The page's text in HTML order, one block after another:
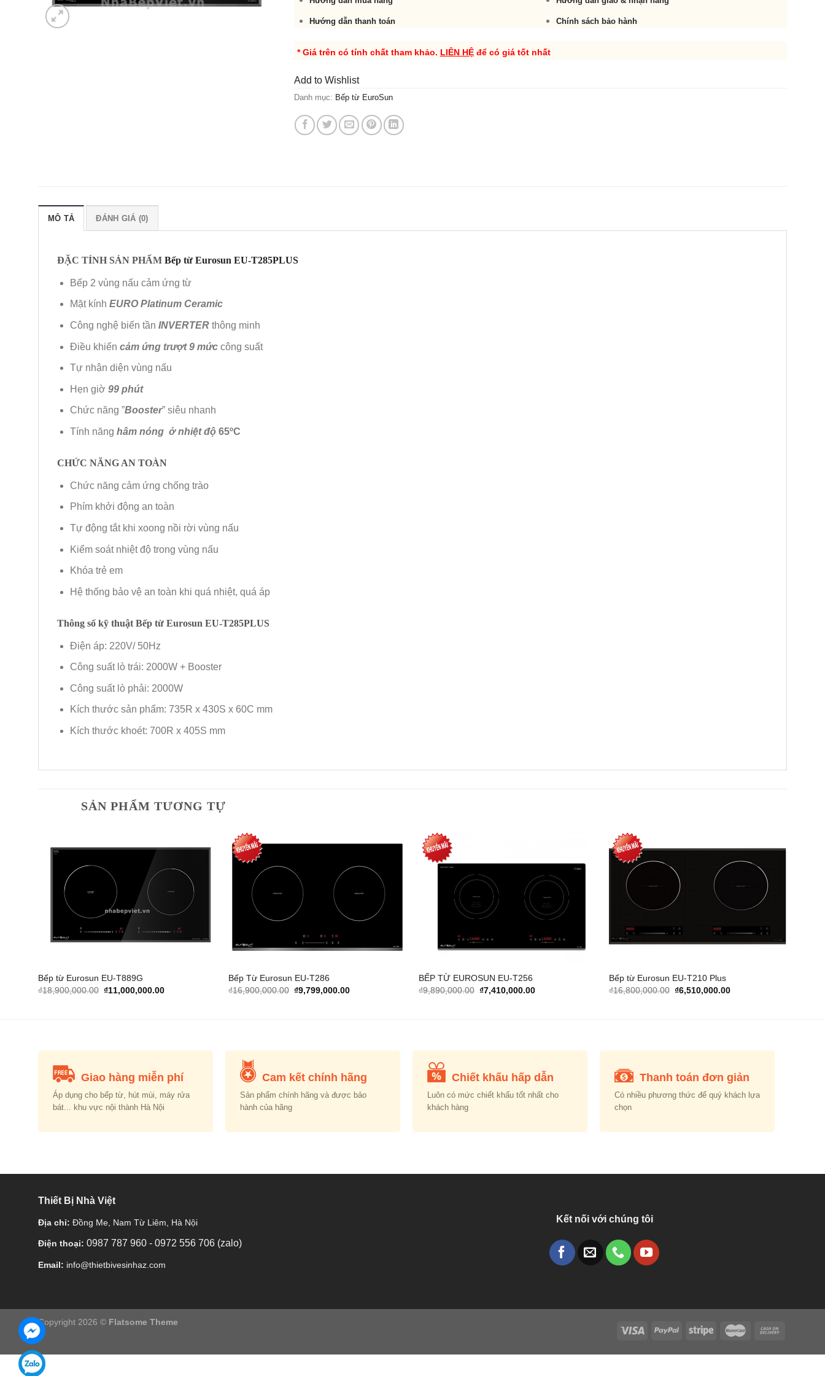
Hướng dẫn thanh toán Chính sách bảo hành
* Giá trên có tính chất tham khảo. LIÊN HỆđể có giá tốt nhất
Add to Wishlist
Danh mục: Bếp từ EuroSun
MÔ TẢ ĐÁNH GIÁ (0)
ĐẶC TÍNH SẢN PHẨM Bếp từ Eurosun EU-T285PLUS
Bếp 2 vùng nấu cảm ứng từ
Mặt kính EURO Platinum Ceramic
Công nghệ biến tần INVERTERthông minh
Điều khiển cảm ứng trượt 9 mứccông suất
Tự nhận diện vùng nấu
Hẹn giờ 99 phút
Chức năng ”Booster” siêu nhanh
Tính năng hâm nóng ở nhiệt độ 65ºC
CHỨC NĂNG AN TOÀN
Chức năng cảm ứng chống trào
Phím khởi động an toàn
Tự động tắt khi xoong nồi rời vùng nấu
Kiểm soát nhiệt độ trong vùng nấu
Khóa trẻ em
Hệ thống bảo vệ an toàn khi quá nhiệt, quá áp
Thông số kỹ thuật Bếp từ Eurosun EU-T285PLUS
Điện áp: 220V/ 50Hz
Công suất lò trái: 2000W + Booster
Công suất lò phải: 2000W
Kích thước sản phẩm: 735R x 430S x 60C mm
Kích thước khoét: 700R x 405S mm
SẢN PHẨM TƯƠNG TỰ
Wishlist
Bếp từ Eurosun EU-T889G
₫18,900,000.00 Original
₫11,000,000.00Current
Wishlist
Bếp Từ Eurosun EU-T286
₫16,900,000.00 Original
₫9,799,000.00Current
Add to
Wishlist
BẾP TỪ EUROSUN EU-T256
₫9,890,000.00 Original
₫7,410,000.00Current
Add to
Wishlist
Bếp từ Eurosun EU-T210 Plus
₫16,800,000.00 Original
₫6,510,000.00Current
Giao hàng miễn phí
Áp dụng cho bếp từ, hút mùi, máy rửa
bát... khu vực nội thành Hà Nội
Cam kết chính hãng
Sản phẩm chính hãng và được bảo
hành của hãng
Chiết khấu hấp dẫn
Luôn có mức chiết khấu tốt nhất cho
khách hàng
Thanh toán đơn giản
Có nhiều phương thức để quý khách lựa
chọn
Thiết Bị Nhà Việt
Địa chỉ: Đồng Me, Nam Từ Liêm, Hà Nội
Điện thoại: 0987 787 960 - 0972 556 706 (zalo)
Email: info@thietbivesinhaz.com
Kết nối với chúng tôi
Copyright 2026 © Flatsome Theme